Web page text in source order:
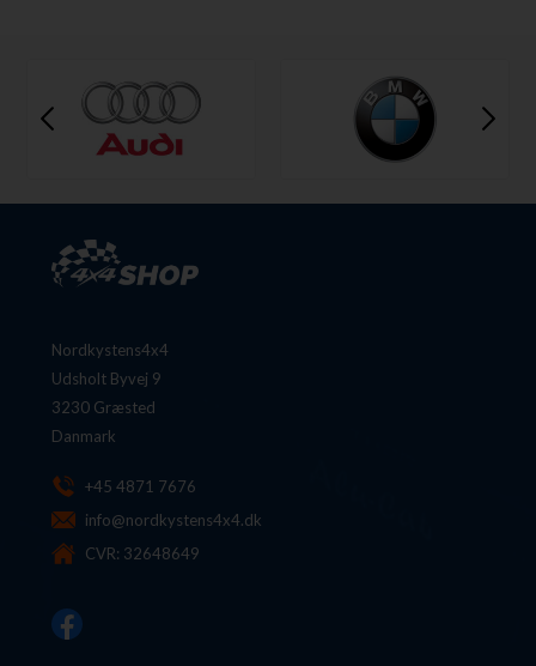
Nordkystens4x4
Udsholt Byvej 9
3230 Græsted
Danmark
+45 4871 7676
info@nordkystens4x4.dk
CVR: 32648649